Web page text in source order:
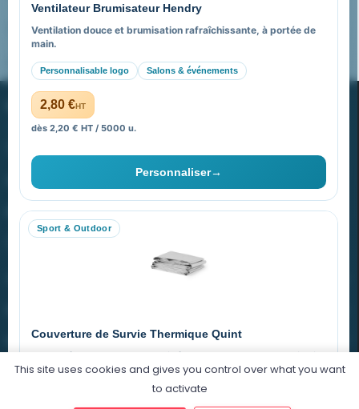
Ventilateur Brumisateur Hendry
Ventilation douce et brumisation rafraîchissante, à portée de
main.
Personnalisable logo Salons & événements
2,80 €HT
dès 2,20 € HT / 5000 u.
Personnaliser→
Sport & Outdoor
Couverture de Survie Thermique Quint
Imperméable et coupe-vent, idéale pour le sport et le plein air.
FAQ sur Promenoch Goodies Pub France
Pourquoi ça a marché à 100% pour moi ?
PROMENOCH GOODIES
40 rue Madeleine Michelis
92 200 Neuilly
equipe@promenoch-goodies.com
NOTRE SOCIÉTÉ
This site uses cookies and gives you control over what you want
to activate